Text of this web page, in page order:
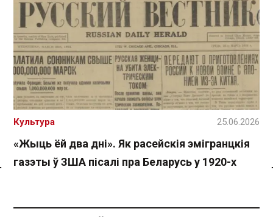
«Жыць ёй два дні». Як расейскія эмігранцкія
газэты ў ЗША пісалі пра Беларусь у 1920-х
Культура 25.06.2026